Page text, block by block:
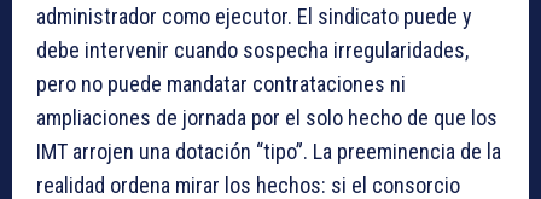
administrador como ejecutor. El sindicato puede y
debe intervenir cuando sospecha irregularidades,
pero no puede mandatar contrataciones ni
ampliaciones de jornada por el solo hecho de que los
IMT arrojen una dotación “tipo”. La preeminencia de la
realidad ordena mirar los hechos: si el consorcio